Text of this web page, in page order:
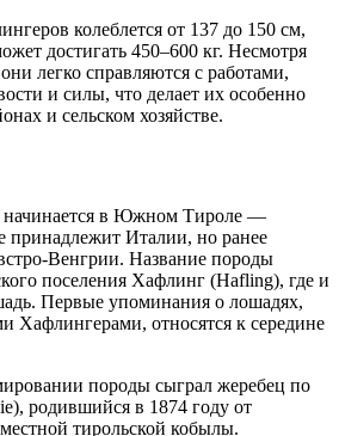
колеблется от 137 до 150 см,
достигать 450–600 кг. Несмотря
легко справляются с работами,
и силы, что делает их особенно
и сельском хозяйстве.
начинается в Южном Тироле —
принадлежит Италии, но ранее
Венгрии. Название породы
поселения Хафлинг (Hafling), где и
Первые упоминания о лошадях,
Хафлингерами, относятся к середине
породы сыграл жеребец по
родившийся в 1874 году от
тирольской кобылы.